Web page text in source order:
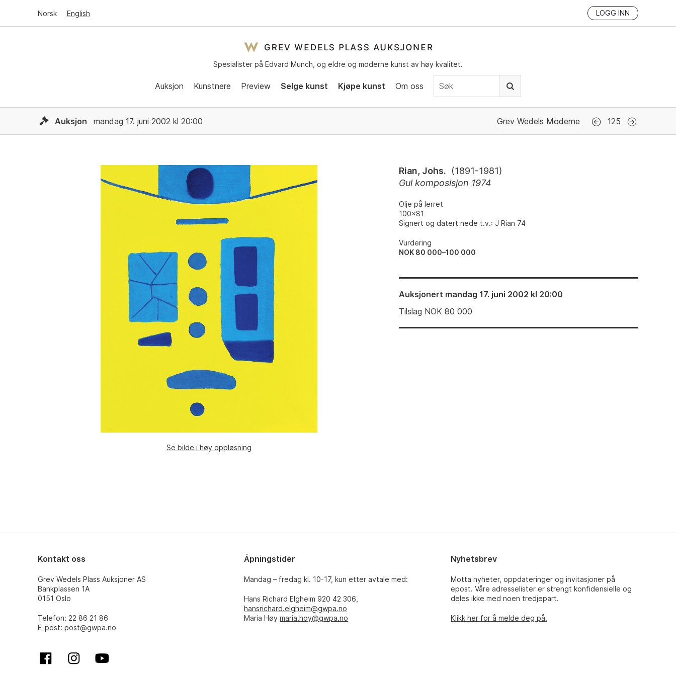
Norsk English LOGG INN
Spesialister på Edvard Munch, og eldre og moderne kunst av høy kvalitet.
Auksjon Kunstnere Preview Selge kunst Kjøpe kunst Om oss
Auksjon mandag 17. juni 2002 kl 20:00 Grev Wedels Moderne 125
Se bilde i høy oppløsning
Rian, Johs. (1891-1981)
Gul komposisjon 1974
Olje på lerret
100x81
Signert og datert nede t.v.: J Rian 74
Vurdering
NOK 80 000–100 000
Auksjonert mandag 17. juni 2002 kl 20:00
Tilslag NOK80 000
Kontakt oss
Grev Wedels Plass Auksjoner AS
Bankplassen 1A
0151 Oslo
Telefon: 22 86 21 86
E-post: post@gwpa.no
Åpningstider
Mandag – fredag kl. 10-17, kun etter avtale med:
Hans Richard Elgheim 920 42 306,
hansrichard.elgheim@gwpa.no
Maria Høymaria.hoy@gwpa.no
Nyhetsbrev
Motta nyheter, oppdateringer og invitasjoner på
epost. Våre adresselister er strengt konfidensielle og
deles ikke med noen tredjepart.
Klikk her for å melde deg på.